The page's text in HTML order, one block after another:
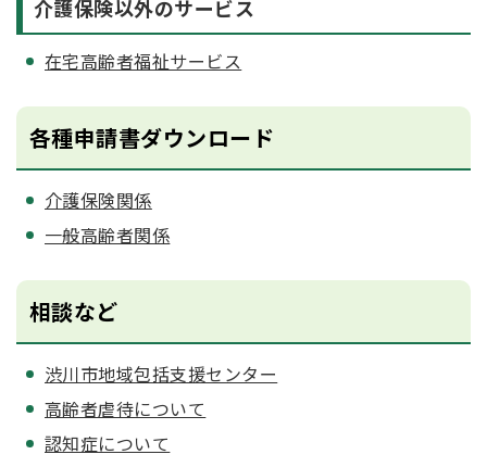
介護保険以外のサービス
在宅高齢者福祉サービス
各種申請書ダウンロード
介護保険関係
一般高齢者関係
相談など
渋川市地域包括支援センター
高齢者虐待について
認知症について